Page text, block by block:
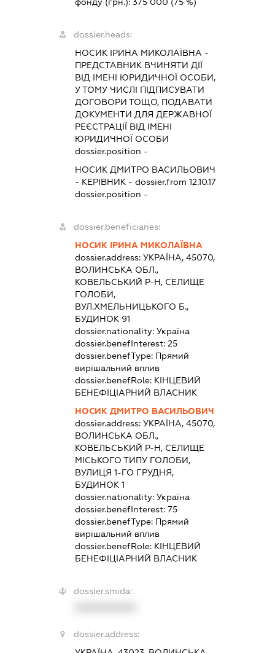
dossier.heads:
НОСИК ІРИНА МИКОЛАЇВНА -
ПРЕДСТАВНИК ВЧИНЯТИ ДІЇ
ВІД ІМЕНІ ЮРИДИЧНОЇ ОСОБИ,
У ТОМУ ЧИСЛІ ПІДПИСУВАТИ
ДОГОВОРИ ТОЩО, ПОДАВАТИ
ДОКУМЕНТИ ДЛЯ ДЕРЖАВНОЇ
РЕЄСТРАЦІЇ ВІД ІМЕНІ
ЮРИДИЧНОЇ ОСОБИ
dossier.position -
НОСИК ДМИТРО ВАСИЛЬОВИЧ
- КЕРІВНИК - dossier.from 12.10.17
dossier.position -
dossier.beneficiaries:
НОСИК ІРИНА МИКОЛАЇВНА
dossier.address:УКРАЇНА, 45070,
ВОЛИНСЬКА ОБЛ.,
КОВЕЛЬСЬКИЙ Р-Н, СЕЛИЩЕ
ГОЛОБИ,
ВУЛ.ХМЕЛЬНИЦЬКОГО Б.,
БУДИНОК 91
dossier.nationality:Україна
dossier.benefInterest:25
dossier.benefType: Прямий
вирішальний вплив
dossier.benefRole: КІНЦЕВИЙ
БЕНЕФІЦІАРНИЙ ВЛАСНИК
НОСИК ДМИТРО ВАСИЛЬОВИЧ
dossier.address:УКРАЇНА, 45070,
ВОЛИНСЬКА ОБЛ.,
КОВЕЛЬСЬКИЙ Р-Н, СЕЛИЩЕ
МІСЬКОГО ТИПУ ГОЛОБИ,
ВУЛИЦЯ 1-ГО ГРУДНЯ,
БУДИНОК 1
dossier.nationality:Україна
dossier.benefInterest:75
dossier.benefType: Прямий
вирішальний вплив
dossier.benefRole: КІНЦЕВИЙ
БЕНЕФІЦІАРНИЙ ВЛАСНИК
dossier.smida:
dossier.address: